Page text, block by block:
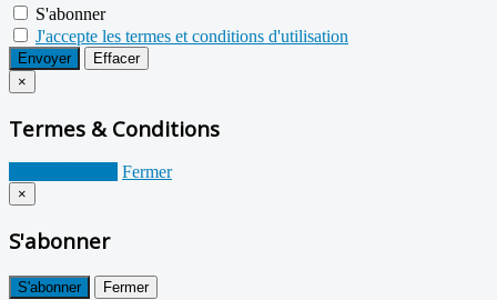
S'abonner
J'accepte les termes et conditions d'utilisation
Envoyer
Effacer
×
Termes & Conditions
Fermer
×
S'abonner
S'abonner Fermer